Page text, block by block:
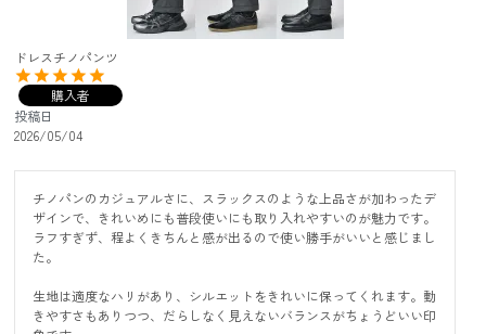
ドレスチノパンツ
購入者
投稿日
2026/05/04
チノパンのカジュアルさに、スラックスのような上品さが加わったデ
ザインで、きれいめにも普段使いにも取り入れやすいのが魅力です。
ラフすぎず、程よくきちんと感が出るので使い勝手がいいと感じまし
た。
生地は適度なハリがあり、シルエットをきれいに保ってくれます。動
きやすさもありつつ、だらしなく見えないバランスがちょうどいい印